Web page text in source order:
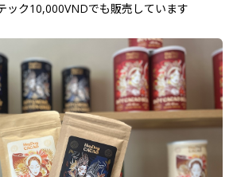
ック10,000VNDでも販売しています